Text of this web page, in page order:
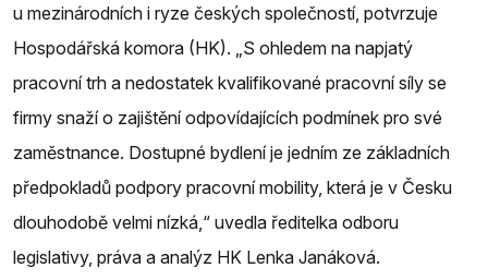
u mezinárodních i ryze českých společností, potvrzuje
Hospodářská komora (HK). „S ohledem na napjatý
pracovní trh a nedostatek kvalifikované pracovní síly se
firmy snaží o zajištění odpovídajících podmínek pro své
zaměstnance. Dostupné bydlení je jedním ze základních
předpokladů podpory pracovní mobility, která je v Česku
dlouhodobě velmi nízká,“ uvedla ředitelka odboru
legislativy, práva a analýz HK Lenka Janáková.